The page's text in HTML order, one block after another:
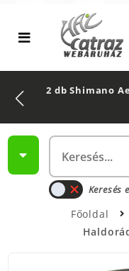
2 db Shimano
Keresés
Főoldal